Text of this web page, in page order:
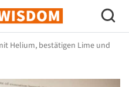
Helium, bestätigen Lime und